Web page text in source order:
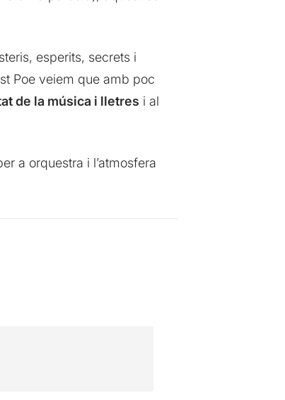
esperits, secrets i
Poe veiem que amb poc
de la música i lletres i al
a orquestra i l’atmosfera